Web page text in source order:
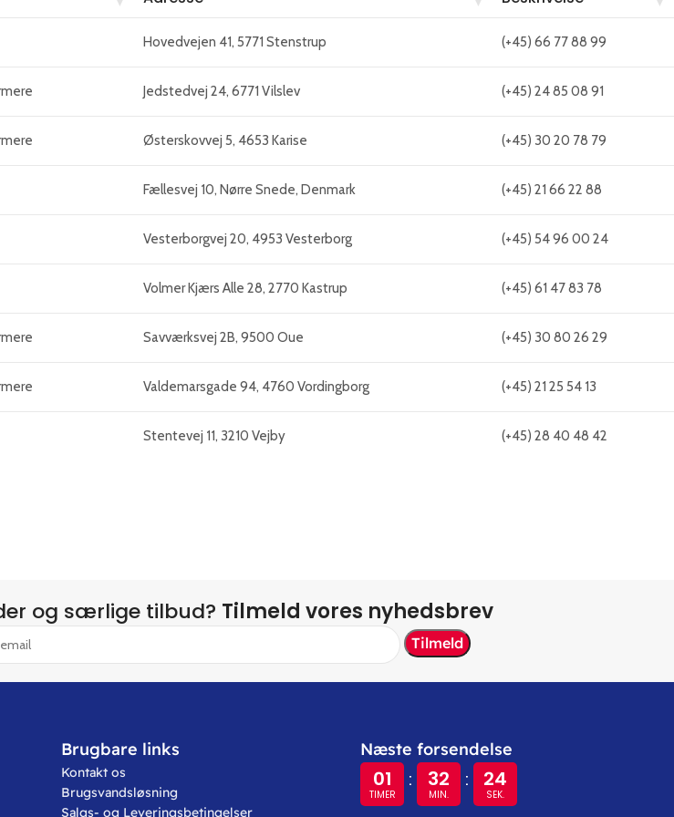
Hovedvejen 41, 5771 Stenstrup (+45) 66 77 88 99
Jedstedvej 24, 6771 Vilslev (+45) 24 85 08 91
Østerskovvej 5, 4653 Karise (+45) 30 20 78 79
Fællesvej 10, Nørre Snede, Denmark (+45) 21 66 22 88
Vesterborgvej 20, 4953 Vesterborg (+45) 54 96 00 24
Volmer Kjærs Alle 28, 2770 Kastrup (+45) 61 47 83 78
Savværksvej 2B, 9500 Oue (+45) 30 80 26 29
Valdemarsgade 94, 4760 Vordingborg (+45) 21 25 54 13
Stentevej 11, 3210 Vejby (+45) 28 40 48 42
og særlige tilbud? Tilmeld vores nyhedsbrev
Brugbare links
Kontakt os
Brugsvandsløsning
Salgs- og Leveringsbetingelser
Næste forsendelse
01
TIMER
: 32
MIN.
: 24
SEK.